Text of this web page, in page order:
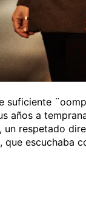
años a
respetado
escuchaba